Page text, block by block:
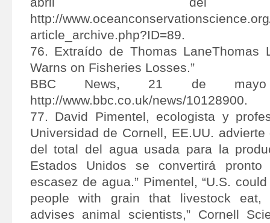
http://
article_archive.php?ID=89.
76. Extraído de Thomas LaneThomas
Warns on Fisheries Losses.”
BBC News, 21 de
http://www.bbc.co.uk/news/10128900.
77. David Pimentel, ecologista y
Universidad de Cornell, EE.UU. advierte
del total del agua usada para la
Estados Unidos se convertirá
escasez de agua.” Pimentel, “U.S.
people with grain that livestock eat,
advises animal scientists,” Cornell